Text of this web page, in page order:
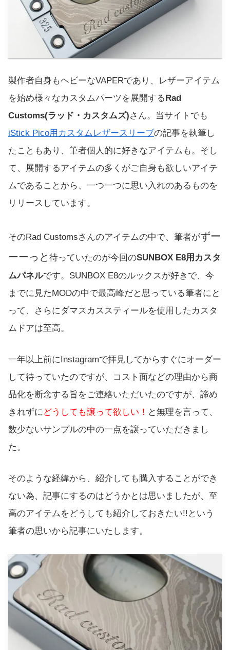
製作者自身もヘビーなVAPERであり、レザーアイテム
を始め様々なカスタムパーツを展開するRad
Customs(ラッド・カスタムズ)さん。当サイトでも
iStick Pico用カスタムレザースリーブの記事を執筆し
たこともあり、筆者個人的に好きなアイテムも。そし
て、展開するアイテムの多くがご自身も欲しいアイテ
ムであることから、一つ一つに思い入れのあるものを
リリースしています。
そのRad Customsさんのアイテムの中で、筆者がずー
ーーっと 待っていたのが今回のSUNBOX E8用カスタ
ムパネルです。SUNBOX E8のルックスが好きで、今
までに見たMODの中で最高峰だと思っている筆者にと
って、さらにダマスカススティールを使用したカスタ
ムドアは至高。
一年以上前にInstagramで拝見してからすぐにオーダー
して待っていたのですが、コスト面などの理由から商
品化を断念する旨をご連絡いただいたのですが、諦め
きれずにどうしても譲って欲しい！ と無理を言って、
数少ないサンプルの中の一点を譲っていただきまし
た。
そのような経緯から、紹介しても購入することができ
ない為、記事にするのはどうかとは思いましたが、至
高のアイテムをどうしても紹介しておきたい!!という
筆者の思いから記事にいたします。